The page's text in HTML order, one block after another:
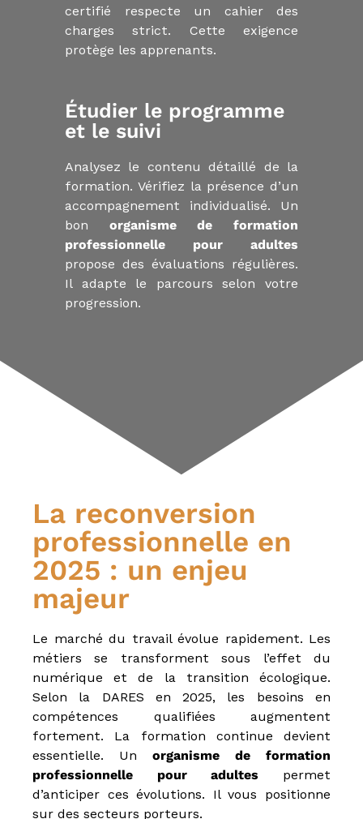
certifié respecte un cahier des
charges strict. Cette exigence
protège les apprenants.
Étudier le programme
et le suivi
Analysez le contenu détaillé de la
formation. Vérifiez la présence d’un
accompagnement individualisé. Un
bon organisme de formation
professionnelle pour adultes
propose des évaluations régulières.
Il adapte le parcours selon votre
progression.
La reconversion
professionnelle en
2025 : un enjeu
majeur
Le marché du travail évolue rapidement. Les
métiers se transforment sous l’effet du
numérique et de la transition écologique.
Selon la DARES en 2025, les besoins en
compétences qualifiées augmentent
fortement. La formation continue devient
essentielle. Un organisme de formation
professionnelle pour adultes permet
d’anticiper ces évolutions. Il vous positionne
sur des secteurs porteurs.